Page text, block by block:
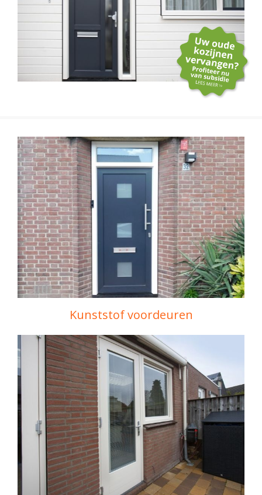
Kunststof voordeuren